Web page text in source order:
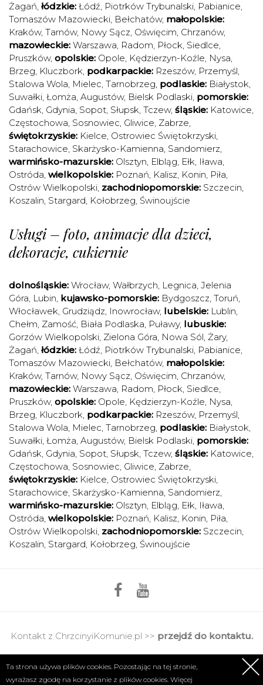
Żagań, łódzkie: Łódź, Piotrków Trybunalski, Pabianice,
Tomaszów Mazowiecki, Bełchatów, małopolskie:
Kraków, Tarnów, Nowy Sącz, Oświęcim, Chrzanów,
mazowieckie: Warszawa, Radom, Płock, Siedlce,
Pruszków, opolskie: Opole, Kędzierzyn-Koźle, Nysa,
Brzeg, Kluczbork, podkarpackie: Rzeszów, Przemyśl,
Stalowa Wola, Mielec, Tarnobrzeg, podlaskie: Białystok,
Suwałki, Łomża, Augustów, Bielsk Podlaski, pomorskie:
Gdańsk, Gdynia, Sopot, Słupsk, Tczew, śląskie: Katowice,
Częstochowa, Sosnowiec, Gliwice, Zabrze,
świętokrzyskie: Kielce, Ostrowiec Świętokrzyski,
Starachowice, Skarżysko-Kamienna, Sandomierz,
warmińsko-mazurskie: Olsztyn, Elbląg, Ełk, Iława,
Ostróda, wielkopolskie: Poznań, Kalisz, Konin, Piła,
Ostrów Wielkopolski, zachodniopomorskie: Szczecin,
Koszalin, Stargard, Kołobrzeg, Świnoujście
Usługi – foto, animacje dla dzieci,
dekoracje, cukiernie
dolnośląskie: Wrocław, Wałbrzych, Legnica, Jelenia
Góra, Lubin, kujawsko-pomorskie: Bydgoszcz, Toruń,
Włocławek, Grudziądz, Inowrocław, lubelskie: Lublin,
Chełm, Zamość, Biała Podlaska, Puławy, lubuskie:
Gorzów Wielkopolski, Zielona Góra, Nowa Sól, Żary,
Żagań, łódzkie: Łódź, Piotrków Trybunalski, Pabianice,
Tomaszów Mazowiecki, Bełchatów, małopolskie:
Kraków, Tarnów, Nowy Sącz, Oświęcim, Chrzanów,
mazowieckie: Warszawa, Radom, Płock, Siedlce,
Pruszków, opolskie: Opole, Kędzierzyn-Koźle, Nysa,
Brzeg, Kluczbork, podkarpackie: Rzeszów, Przemyśl,
Stalowa Wola, Mielec, Tarnobrzeg, podlaskie: Białystok,
Suwałki, Łomża, Augustów, Bielsk Podlaski, pomorskie:
Gdańsk, Gdynia, Sopot, Słupsk, Tczew, śląskie: Katowice,
Częstochowa, Sosnowiec, Gliwice, Zabrze,
świętokrzyskie: Kielce, Ostrowiec Świętokrzyski,
Starachowice, Skarżysko-Kamienna, Sandomierz,
warmińsko-mazurskie: Olsztyn, Elbląg, Ełk, Iława,
Ostróda, wielkopolskie: Poznań, Kalisz, Konin, Piła,
Ostrów Wielkopolski, zachodniopomorskie: Szczecin,
Koszalin, Stargard, Kołobrzeg, Świnoujście
Kontakt z ChrzcinyiKomunie.pl >> przejdź do kontaktu.
Regulamin Polityka prywatności
Ta strona używa plików cookies. Pozostając na tej stronie,
wyrażasz zgodę na korzystanie z plików cookies. Więcej